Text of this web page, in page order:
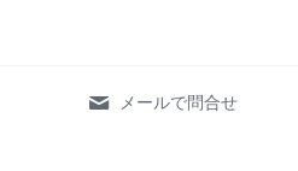
メールで問合せ